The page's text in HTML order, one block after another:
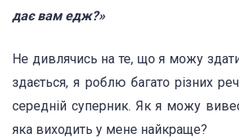
дає вам едж?»
Не дивлячись на те, що я можу
здається, я роблю багато різних
середній суперник. Як я можу
яка виходить у мене найкраще?